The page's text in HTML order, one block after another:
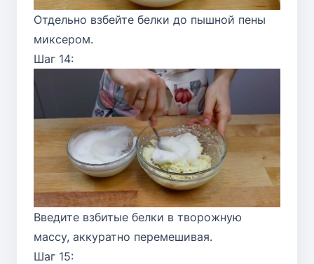
Отдельно взбейте белки до пышной пены
миксером.
Шаг 14:
Введите взбитые белки в творожную
массу, аккуратно перемешивая.
Шаг 15: